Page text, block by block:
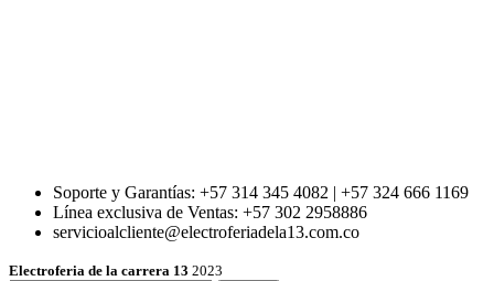
Soporte y Garantías: +57 314 345 4082 | +57 324 666 1169
Línea exclusiva de Ventas: +57 302 2958886
servicioalcliente@electroferiadela13.com.co
Electroferia de la carrera 13 2023